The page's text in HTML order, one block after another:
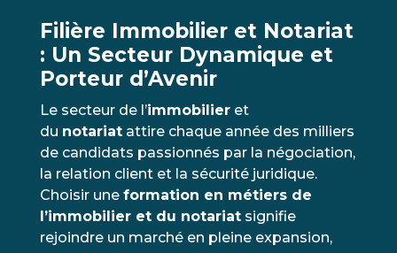
Filière Immobilier et Notariat
: Un Secteur Dynamique et
Porteur d’Avenir
Le secteur de l’immobilier et
du notariat attire chaque année des milliers
de candidats passionnés par la négociation,
la relation client et la sécurité juridique.
Choisir une formation en métiers de
l’immobilier et du notariat signifie
rejoindre un marché en pleine expansion,